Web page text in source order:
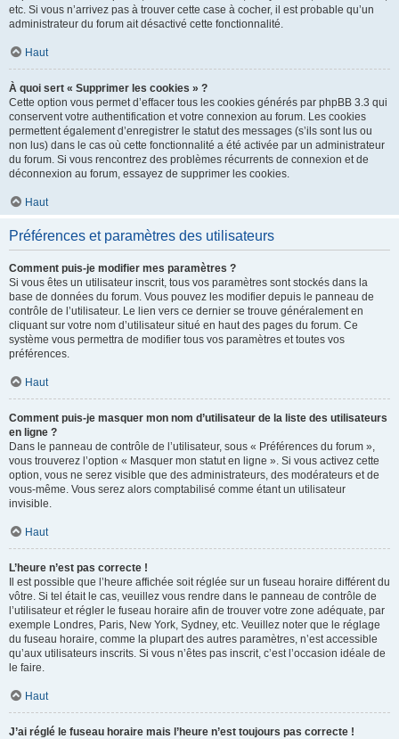
etc. Si vous n’arrivez pas à trouver cette case à cocher, il est probable qu’un
administrateur du forum ait désactivé cette fonctionnalité.
Haut
À quoi sert « Supprimer les cookies » ?
Cette option vous permet d’effacer tous les cookies générés par phpBB 3.3 qui
conservent votre authentification et votre connexion au forum. Les cookies
permettent également d’enregistrer le statut des messages (s’ils sont lus ou
non lus) dans le cas où cette fonctionnalité a été activée par un administrateur
du forum. Si vous rencontrez des problèmes récurrents de connexion et de
déconnexion au forum, essayez de supprimer les cookies.
Haut
Préférences et paramètres des utilisateurs
Comment puis-je modifier mes paramètres ?
Si vous êtes un utilisateur inscrit, tous vos paramètres sont stockés dans la
base de données du forum. Vous pouvez les modifier depuis le panneau de
contrôle de l’utilisateur. Le lien vers ce dernier se trouve généralement en
cliquant sur votre nom d’utilisateur situé en haut des pages du forum. Ce
système vous permettra de modifier tous vos paramètres et toutes vos
préférences.
Haut
Comment puis-je masquer mon nom d’utilisateur de la liste des utilisateurs
en ligne ?
Dans le panneau de contrôle de l’utilisateur, sous « Préférences du forum »,
vous trouverez l’option « Masquer mon statut en ligne ». Si vous activez cette
option, vous ne serez visible que des administrateurs, des modérateurs et de
vous-même. Vous serez alors comptabilisé comme étant un utilisateur
invisible.
Haut
L’heure n’est pas correcte !
Il est possible que l’heure affichée soit réglée sur un fuseau horaire différent du
vôtre. Si tel était le cas, veuillez vous rendre dans le panneau de contrôle de
l’utilisateur et régler le fuseau horaire afin de trouver votre zone adéquate, par
exemple Londres, Paris, New York, Sydney, etc. Veuillez noter que le réglage
du fuseau horaire, comme la plupart des autres paramètres, n’est accessible
qu’aux utilisateurs inscrits. Si vous n’êtes pas inscrit, c’est l’occasion idéale de
le faire.
Haut
J’ai réglé le fuseau horaire mais l’heure n’est toujours pas correcte !